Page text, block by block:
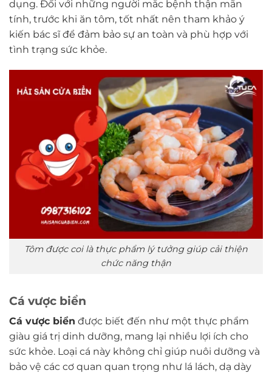
dụng. Đối với những người mắc bệnh thận mãn
tính, trước khi ăn tôm, tốt nhất nên tham khảo ý
kiến bác sĩ để đảm bảo sự an toàn và phù hợp với
tình trạng sức khỏe.
Tôm được coi là thực phẩm lý tưởng giúp cải thiện
chức năng thận
Cá vược biển
Cá vược biển được biết đến như một thực phẩm
giàu giá trị dinh dưỡng, mang lại nhiều lợi ích cho
sức khỏe. Loại cá này không chỉ giúp nuôi dưỡng và
bảo vệ các cơ quan quan trọng như lá lách, dạ dày